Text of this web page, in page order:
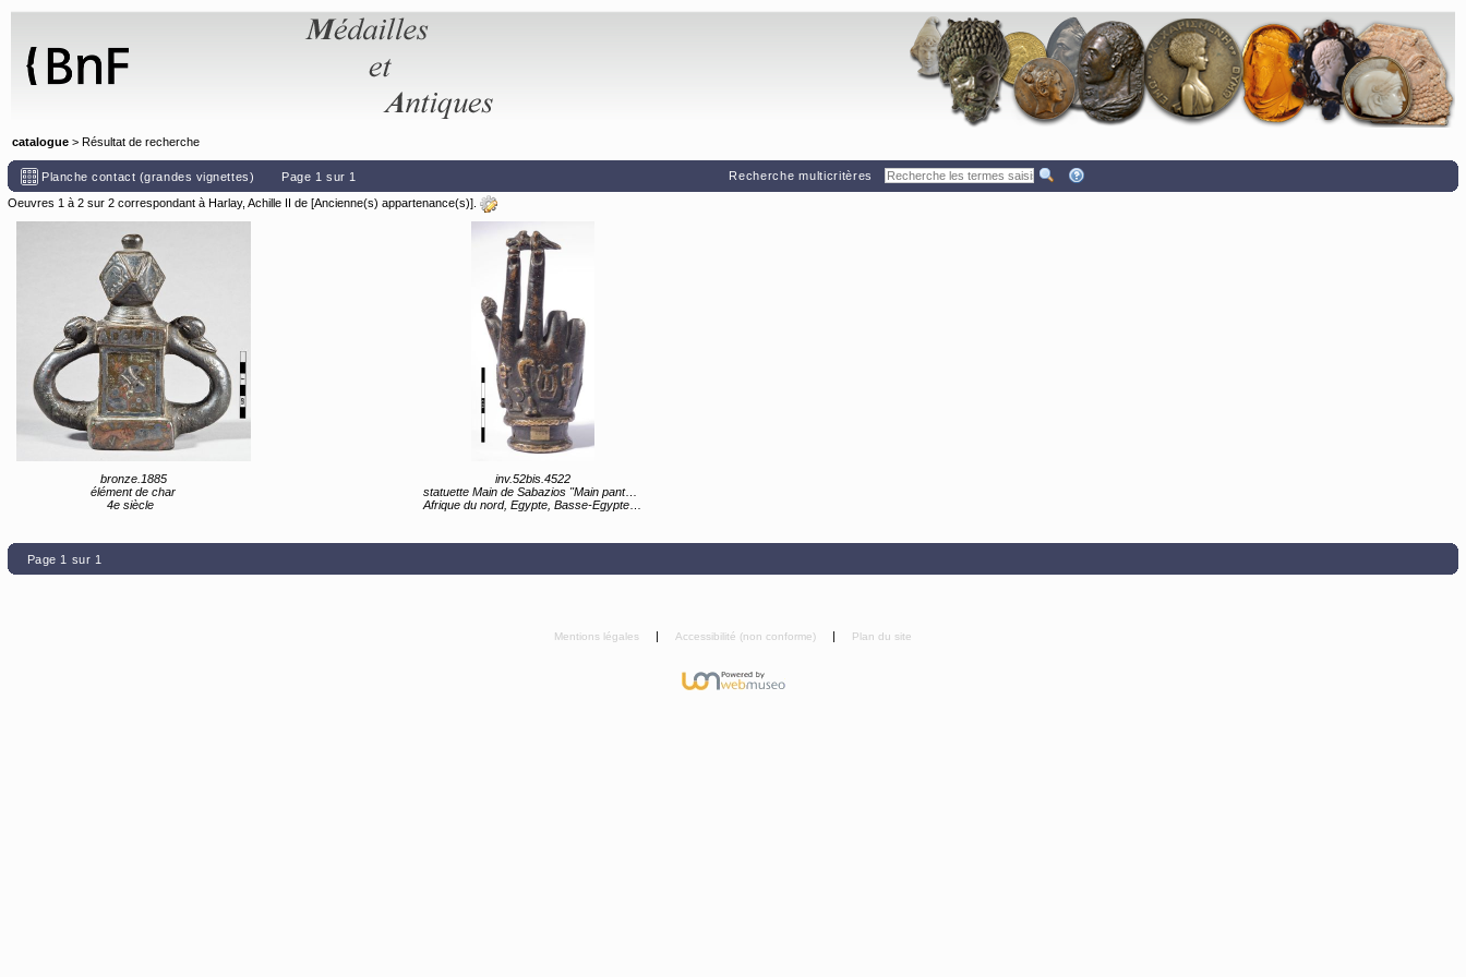
catalogue > Résultat de recherche
Planche contact (grandes vignettes) Page 1 sur 1 Recherche multicritères
Oeuvres 1 à 2 sur 2 correspondant à Harlay, Achille II de [Ancienne(s) appartenance(s)].
bronze.1885
élément de char
4e siècle
inv.52bis.4522
statuette Main de Sabazios "Main panthée"
Afrique du nord, Egypte, Basse-Egypte, Alexandrie (lieu de création)
Page 1 sur 1
Mentions légales Accessibilité (non conforme) Plan du site